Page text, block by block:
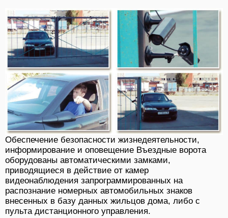
Обеспечение безопасности жизнедеятельности,
информирование и оповещение Въездные ворота
оборудованы автоматическими замками,
приводящиеся в действие от камер
видеонаблюдения запрограммированных на
распознание номерных автомобильных знаков
внесенных в базу данных жильцов дома, либо с
пульта дистанционного управления.